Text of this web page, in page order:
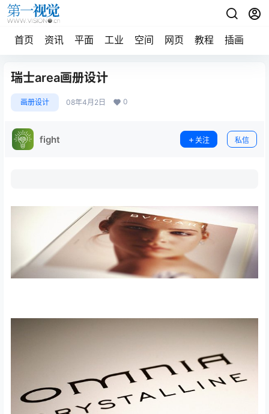
首页 资讯 平面 工业 空间 网页 教程 插画
瑞士area画册设计
画册设计 08年4月2日 0
fight 关注 私信